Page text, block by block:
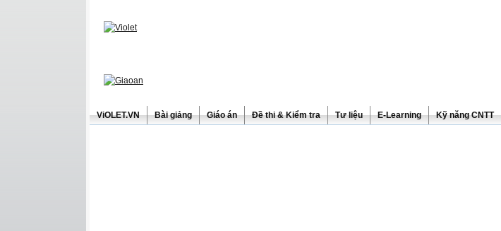
ViOLET.VN Bài giảng Giáo án Đề thi & Kiểm tra Tư liệu E-Learning Kỹ năng CNTT